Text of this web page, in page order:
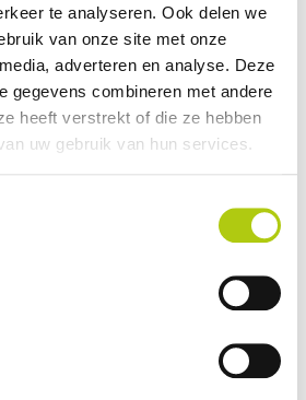
te analyseren. Ook delen we
van onze site met onze
adverteren en analyse. Deze
gegevens combineren met andere
heeft verstrekt of die ze hebben
uw gebruik van hun services.